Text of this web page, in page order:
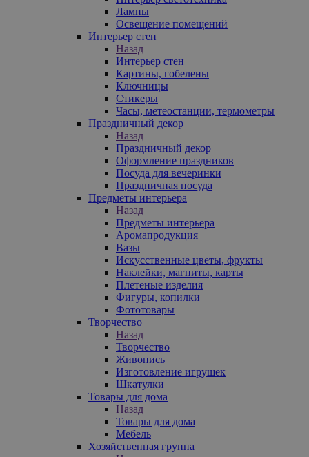
Лампы
Освещение помещений
Интерьер стен
Назад
Интерьер стен
Картины, гобелены
Ключницы
Стикеры
Часы, метеостанции, термометры
Праздничный декор
Назад
Праздничный декор
Оформление праздников
Посуда для вечеринки
Праздничная посуда
Предметы интерьера
Назад
Предметы интерьера
Аромапродукция
Вазы
Искусственные цветы, фрукты
Наклейки, магниты, карты
Плетеные изделия
Фигуры, копилки
Фототовары
Творчество
Назад
Творчество
Живопись
Изготовление игрушек
Шкатулки
Товары для дома
Назад
Товары для дома
Мебель
Хозяйственная группа